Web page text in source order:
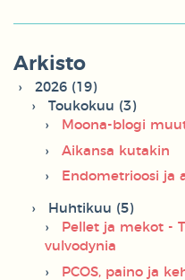
Arkisto
2026 (19)
Toukokuu (3)
Moona-blogi
Aikansa kutakin
Endometrioosi ja
Huhtikuu (5)
Pellet ja mekot -
vulvodynia
PCOS, paino ja